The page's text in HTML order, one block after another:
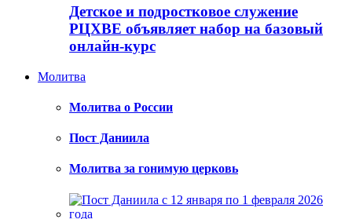
Детское и подростковое служение
РЦХВЕ объявляет набор на базовый
онлайн-курс
Молитва
Молитва о России
Пост Даниила
Молитва за гонимую церковь